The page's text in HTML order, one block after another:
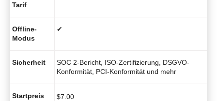
Tarif
Offline-
Modus
✔
Sicherheit
SOC 2-Bericht, ISO-Zertifizierung, DSGVO-
Konformität, PCI-Konformität und mehr
Startpreis $7.00